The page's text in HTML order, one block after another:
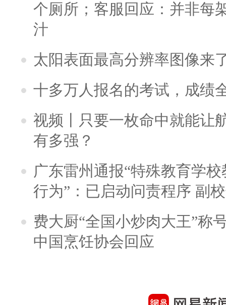
个厕所；客服回应：并非每
汁
太阳表面最高分辨率图像来
十多万人报名的考试，成绩
视频丨只要一枚命中就能让
有多强？
广东雷州通报“特殊教育学
行为”：已启动问责程序 副
费大厨“全国小炒肉大王”称
中国烹饪协会回应